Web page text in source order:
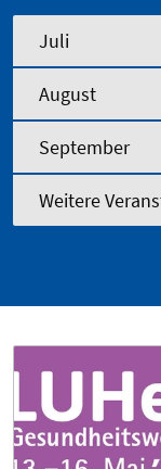
Juli
August
September
Weitere